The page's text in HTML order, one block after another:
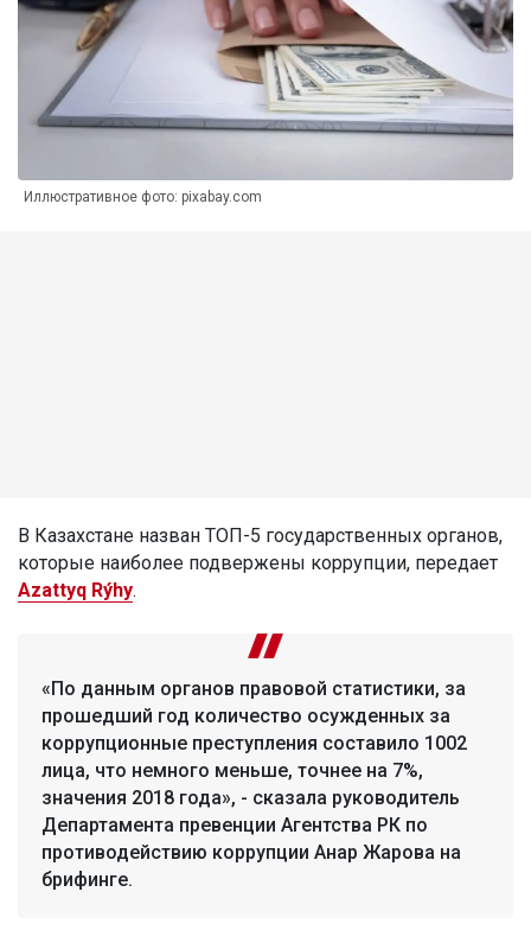
Иллюстративное фото: pixabay.com
В Казахстане назван ТОП-5 государственных органов,
которые наиболее подвержены коррупции, передает
Azattyq Rýhy.
«По данным органов правовой статистики, за
прошедший год количество осужденных за
коррупционные преступления составило 1002
лица, что немного меньше, точнее на 7%,
значения 2018 года», - сказала руководитель
Департамента превенции Агентства РК по
противодействию коррупции Анар Жарова на
брифинге.